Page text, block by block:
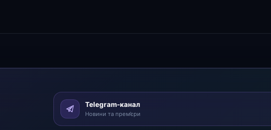
Telegram-канал
Новини та прем’єри